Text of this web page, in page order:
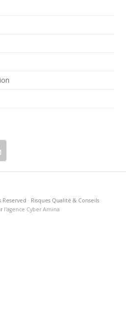
Reserved · Risques Qualité & Conseils
l'agence Cyber Amina